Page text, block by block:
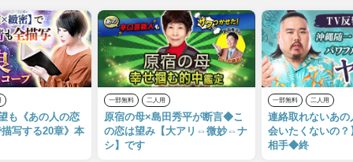
も《あの人の恋
写する20章》本
一部無料 二人用
原宿の母×島田秀平が断言◆こ
の恋は望み【大アリ⇔微妙⇔ナ
シ】です
一部無料 二人用
連絡取れないあの
会いたくないの？
相手◆終